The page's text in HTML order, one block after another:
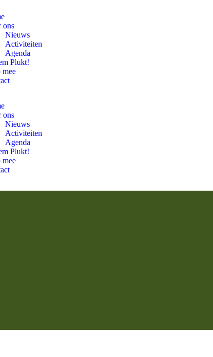
ons
Nieuws
Activiteiten
Agenda
Plukt!
mee
ons
Nieuws
Activiteiten
Agenda
Plukt!
mee